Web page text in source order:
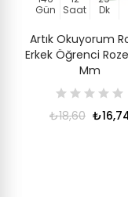
Gün
Saat
Dk
Artık Okuyorum
Erkek Öğrenci
Mm
₺18,60